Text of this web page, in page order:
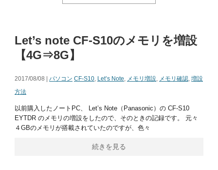
Let’s note CF-S10のメモリを増設
【4G⇒8G】
2017/08/08 | パソコン CF-S10, Let’s Note, メモリ増設, メモリ確認, 増設
方法
以前購入したノートPC、 Let’s Note（Panasonic）の CF-S10
EYTDR のメモリの増設をしたので、そのときの記録です。 元々
４GBのメモリが搭載されていたのですが、色々
続きを見る